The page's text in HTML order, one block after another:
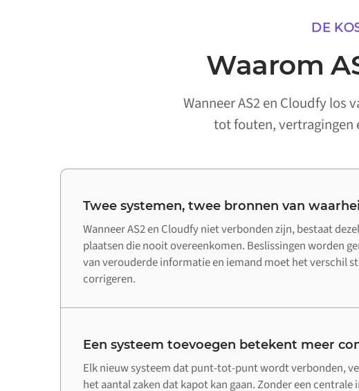
DE
Waarom
Wanneer AS2 en Cloudfy los
tot fouten, vertragingen
Twee systemen, twee bronnen van
Wanneer AS2 en Cloudfy niet verbonden zijn, bestaat
plaatsen die nooit overeenkomen. Beslissingen worden
van verouderde informatie en iemand moet het verschil
corrigeren.
Een systeem toevoegen betekent meer
Elk nieuw systeem dat punt-tot-punt wordt verbonden,
het aantal zaken dat kapot kan gaan. Zonder een centrale